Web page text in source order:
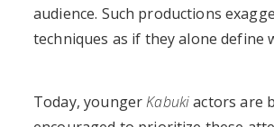
audience. Such productions
techniques as if they alone define
Today, youngerKabukiactors are